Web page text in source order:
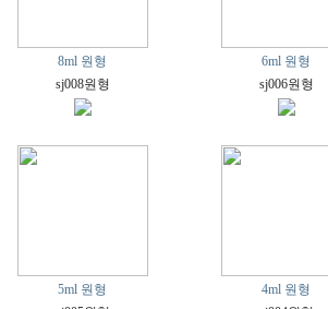
8ml 원형
sj008원형
6ml 원형
sj006원형
5ml 원형
4ml 원형